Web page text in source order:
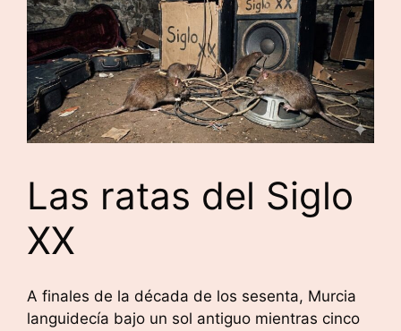
Las ratas del Siglo
XX
A finales de la década de los sesenta, Murcia
languidecía bajo un sol antiguo mientras cinco